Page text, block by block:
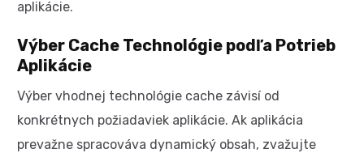
aplikácie.
Výber Cache Technológie podľa Potrieb
Aplikácie
Výber vhodnej technológie cache závisí od
konkrétnych požiadaviek aplikácie. Ak aplikácia
prevažne spracováva dynamický obsah, zvažujte